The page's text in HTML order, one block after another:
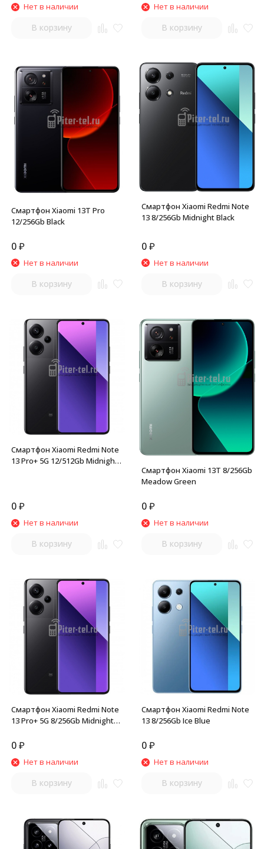
Нет в наличии
В корзину
Нет в наличии
В корзину
Смартфон Xiaomi 13T Pro
12/256Gb Black
0₽
Нет в наличии
В корзину
Смартфон Xiaomi Redmi Note
13 8/256Gb Midnight Black
0₽
Нет в наличии
В корзину
Смартфон Xiaomi Redmi Note
13 Pro+ 5G 12/512Gb Midnight
0₽
Нет в наличии
В корзину
Смартфон Xiaomi 13T 8/256Gb
Meadow Green
0₽
Нет в наличии
В корзину
Смартфон Xiaomi Redmi Note
13 Pro+ 5G 8/256Gb Midnight
0₽
Нет в наличии
В корзину
Смартфон Xiaomi Redmi Note
13 8/256Gb Ice Blue
0₽
Нет в наличии
В корзину